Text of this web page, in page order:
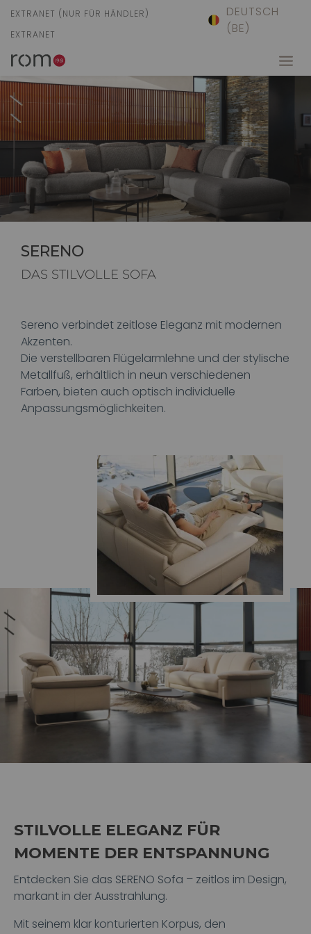
EXTRANET (NUR FÜR HÄNDLER)
EXTRANET
DEUTSCH
(BE)
SERENO
DAS STILVOLLE SOFA
Sereno verbindet zeitlose Eleganz mit modernen
Akzenten.
Die verstellbaren Flügelarmlehne und der stylische
Metallfuß, erhältlich in neun verschiedenen
Farben, bieten auch optisch individuelle
Anpassungsmöglichkeiten.
STILVOLLE ELEGANZ FÜR
MOMENTE DER ENTSPANNUNG
Entdecken Sie das SERENO Sofa – zeitlos im Design,
markant in der Ausstrahlung.
Mit seinem klar konturierten Korpus, den